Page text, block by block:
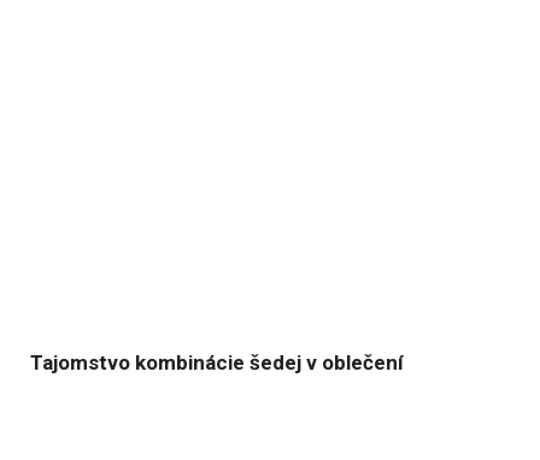
Tajomstvo kombinácie šedej v oblečení